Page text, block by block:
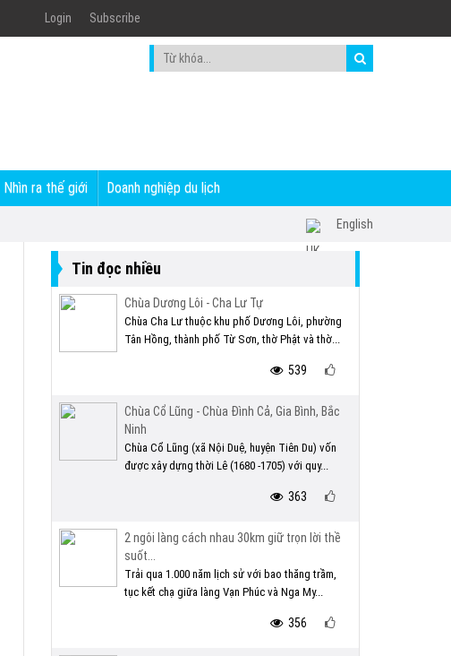
Login Subscribe
Nhìn ra thế giới Doanh nghiệp du lịch
English
Tin đọc nhiều
Chùa Dương Lôi - Cha Lư Tự
Chùa Cha Lư thuộc khu phố Dương Lôi, phường
Tân Hồng, thành phố Từ Sơn, thờ Phật và thờ...
539
Chùa Cổ Lũng - Chùa Đình Cả, Gia Bình, Bắc
Ninh
Chùa Cổ Lũng (xã Nội Duệ, huyện Tiên Du) vốn
được xây dựng thời Lê (1680 -1705) với quy...
363
2 ngôi làng cách nhau 30km giữ trọn lời thề
suốt...
Trải qua 1.000 năm lịch sử với bao thăng trầm,
tục kết chạ giữa làng Vạn Phúc và Nga My...
356